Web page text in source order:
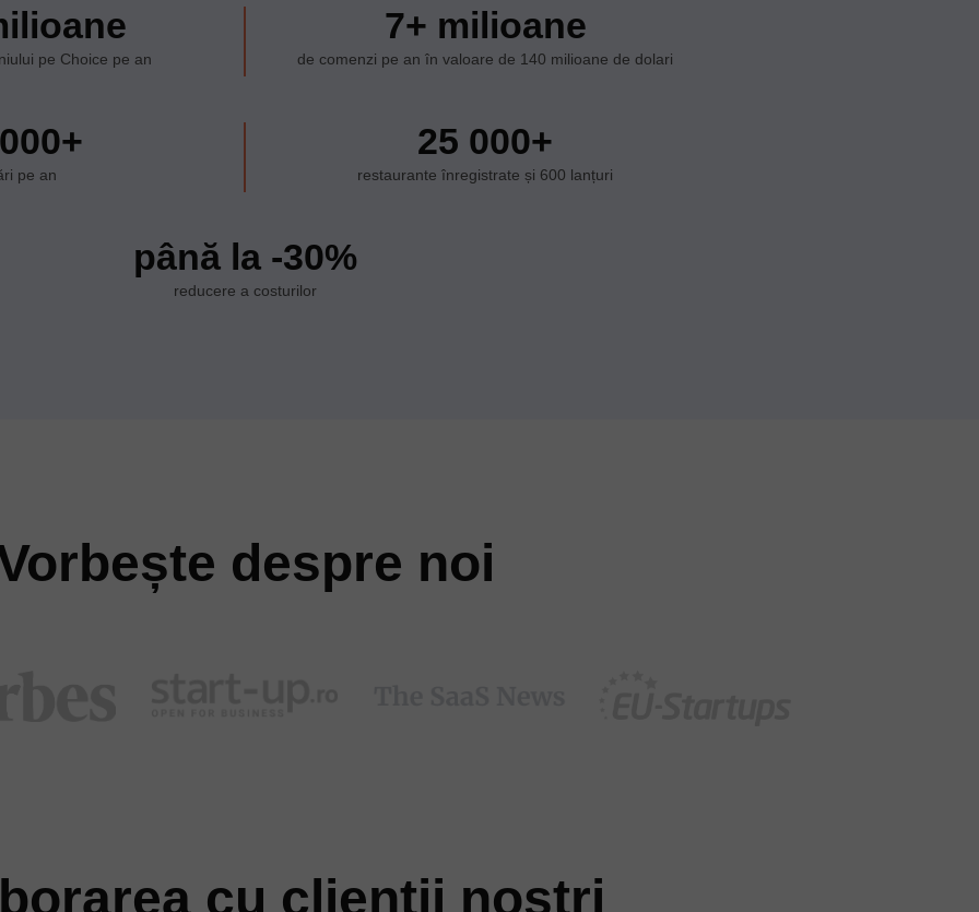
pe Choice pe an
7+ milioane
de comenzi pe an în valoare de 140 milioane de dolari
pe an
25 000+
restaurante înregistrate și 600 lanțuri
până la -30%
reducere a costurilor
despre noi
cu clienții noștri